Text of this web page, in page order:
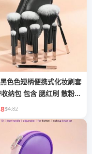
色色短柄便携式化妆刷套
纳包 包含 腮红刷 散粉刷
睫毛刷 眉刷 晕染刷
$4.82